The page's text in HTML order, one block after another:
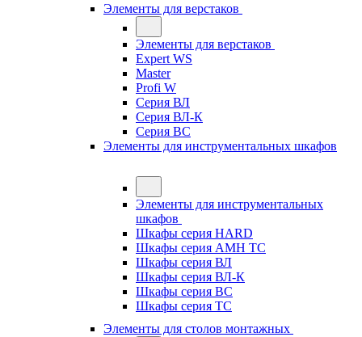
Элементы для верстаков
Элементы для верстаков
Expert WS
Master
Profi W
Серия ВЛ
Серия ВЛ-К
Серия ВС
Элементы для инструментальных шкафов
Элементы для инструментальных
шкафов
Шкафы серия HARD
Шкафы серия АМН ТС
Шкафы серия ВЛ
Шкафы серия ВЛ-К
Шкафы серия ВС
Шкафы серия ТС
Элементы для столов монтажных